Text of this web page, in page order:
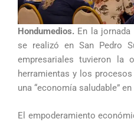
Hondumedios. En la
se realizó en San Pedro
empresariales tuvieron la
herramientas y los
una “economía saludable”
El empoderamiento